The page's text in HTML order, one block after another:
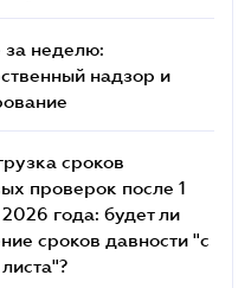
за неделю:
надзор и
сроков
проверок после 1
2026 года: будет ли
сроков давности "с